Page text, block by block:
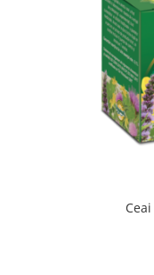
Supliment Vitamina D3
Supliment Vitamina E
Supliment Zinc
Tincturi si
Tuse gat si respiratie